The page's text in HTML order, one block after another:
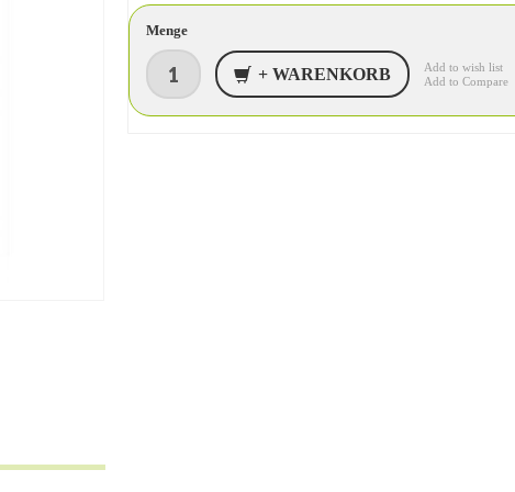
Menge
+ WARENKORB
Add to wish list
Add to Compare